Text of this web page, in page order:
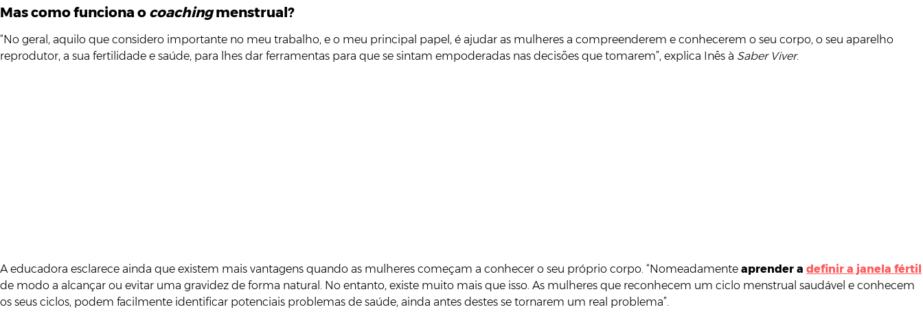
Mas como funciona o coachingmenstrual?
“No geral, aquilo que considero importante no meu trabalho, e o meu principal papel, é ajudar as mulheres a compreenderem e conhecerem o seu corpo, o seu aparelho
reprodutor, a sua fertilidade e saúde, para lhes dar ferramentas para que se sintam empoderadas nas decisões que tomarem”, explica Inês à Saber Viver.
A educadora esclarece ainda que existem mais vantagens quando as mulheres começam a conhecer o seu próprio corpo. “Nomeadamente aprender a definir a janela fértil
de modo a alcançar ou evitar uma gravidez de forma natural. No entanto, existe muito mais que isso. As mulheres que reconhecem um ciclo menstrual saudável e conhecem
os seus ciclos, podem facilmente identificar potenciais problemas de saúde, ainda antes destes se tornarem um real problema”.